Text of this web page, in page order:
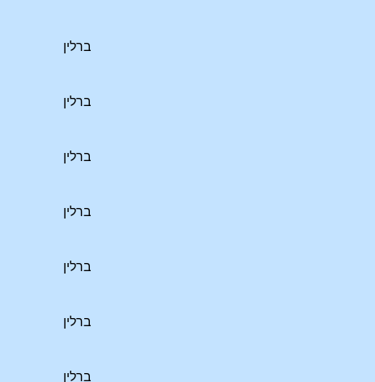
ברלין
ברלין
ברלין
ברלין
ברלין
ברלין
ברלין